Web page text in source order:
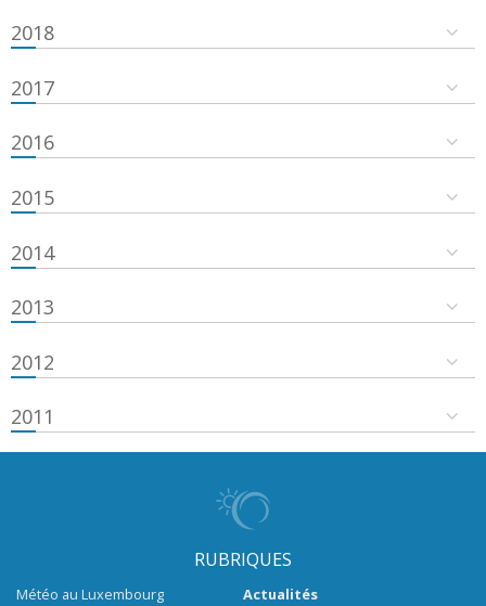
2018
2017
2016
2015
2014
2013
2012
2011
RUBRIQUES
Météo au Luxembourg
Actualités